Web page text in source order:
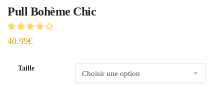
Pull Bohème Chic
40.99€
Taille